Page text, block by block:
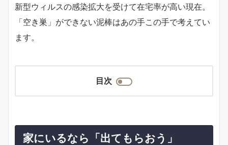
新型ウィルスの感染拡大を受けて在宅率が高い現在。
「空き巣」ができない泥棒はあの手この手で考えてい
ます。
目次
家にいるなら「出てもらおう」